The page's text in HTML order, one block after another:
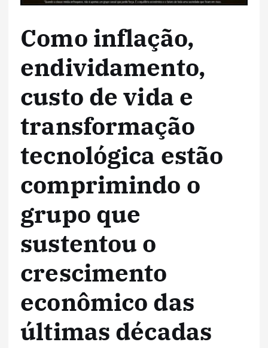
Como inflação,
endividamento,
custo de vida e
transformação
tecnológica estão
comprimindo o
grupo que
sustentou o
crescimento
econômico das
últimas décadas